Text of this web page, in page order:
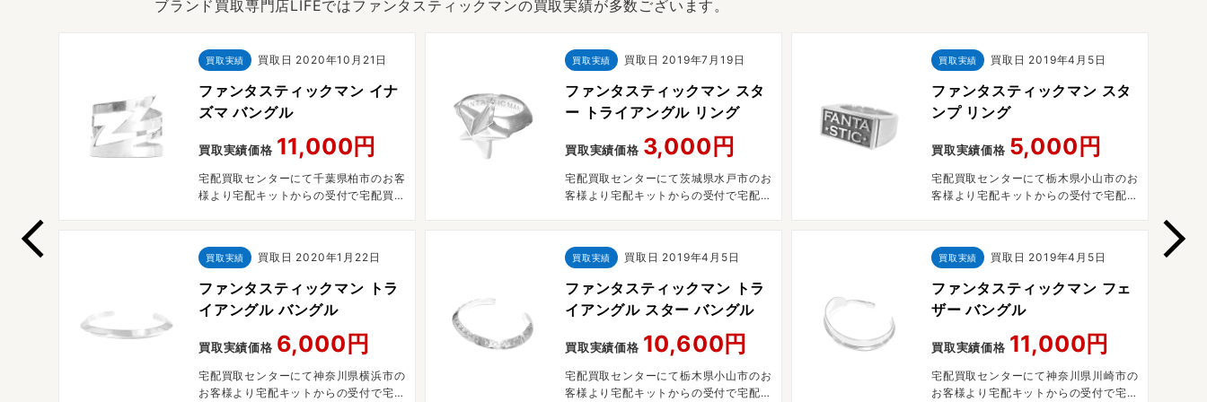
ブランド買取専門店LIFEではファンタスティックマンの買取実績が多数ございます。
買取実績 買取日 2020年10月21日
ファンタスティックマン イナ
ズマ バングル
買取実績価格 11,000円
宅配買取センターにて千葉県柏市のお客
様より宅配キットからの受付で宅配買取
買取実績 買取日 2020年1月22日
ファンタスティックマン トラ
イアングル バングル
買取実績価格 6,000円
宅配買取センターにて神奈川県横浜市の
お客様より宅配キットからの受付で宅配
買取実績 買取日 2019年7月19日
ファンタスティックマン スタ
ー トライアングル リング
買取実績価格 3,000円
宅配買取センターにて茨城県水戸市のお
客様より宅配キットからの受付で宅配買
買取実績 買取日 2019年4月5日
ファンタスティックマン トラ
イアングル スター バングル
買取実績価格 10,600円
宅配買取センターにて栃木県小山市のお
客様より宅配キットからの受付で宅配買
買取実績 買取日 2019年4月5日
ファンタスティックマン スタ
ンプ リング
買取実績価格 5,000円
宅配買取センターにて栃木県小山市のお
客様より宅配キットからの受付で宅配買
買取実績 買取日 2019年4月5日
ファンタスティックマン フェ
ザー バングル
買取実績価格 11,000円
宅配買取センターにて神奈川県川崎市の
お客様より宅配キットからの受付で宅配